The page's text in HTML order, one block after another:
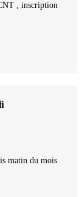
, inscription
matin du mois